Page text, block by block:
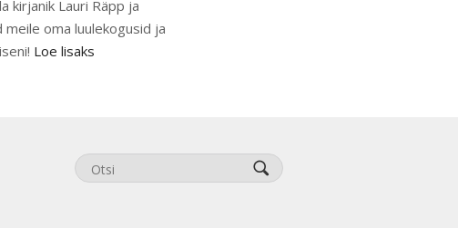
kirjanik Lauri Räpp ja
oma luulekogusid ja
Loe lisaks